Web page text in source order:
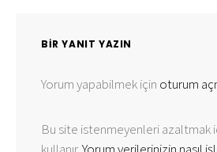
BIR YANIT YAZIN
Yorum yapabilmek için oturum
Bu site istenmeyenleri azaltmak